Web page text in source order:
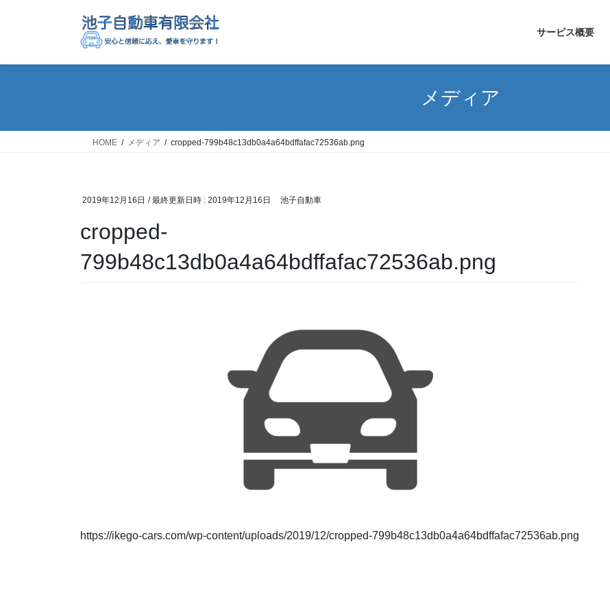
サービス概要
メディア
HOME メディア cropped-799b48c13db0a4a64bdffafac72536ab.png
2019年12月16日 / 最終更新日時 : 2019年12月16日 池子自動車
cropped-
799b48c13db0a4a64bdffafac72536ab.png
https://ikego-cars.com/wp-content/uploads/2019/12/cropped-799b48c13db0a4a64bdffafac72536ab.png